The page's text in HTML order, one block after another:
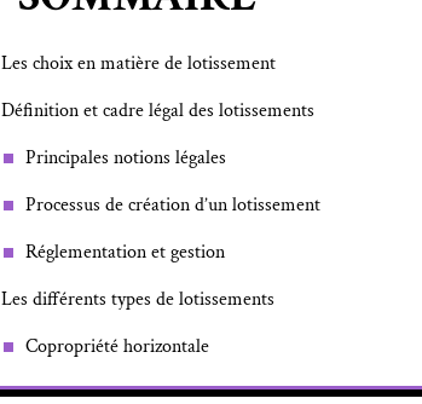
Les choix en matière de lotissement
Définition et cadre légal des lotissements
Principales notions légales
Processus de création d’un lotissement
Réglementation et gestion
Les différents types de lotissements
Copropriété horizontale